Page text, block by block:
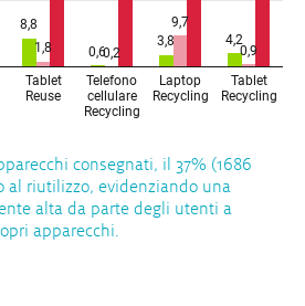
consegnati, il 37% (1686
al riutilizzo, evidenziando una
alta da parte degli utenti a
apparecchi.